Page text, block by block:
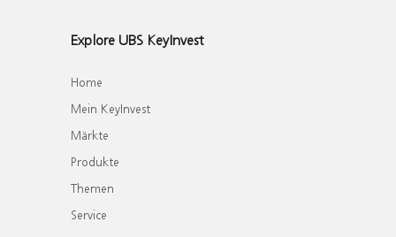
Explore UBS KeyInvest
Home
Mein KeyInvest
Märkte
Produkte
Themen
Service